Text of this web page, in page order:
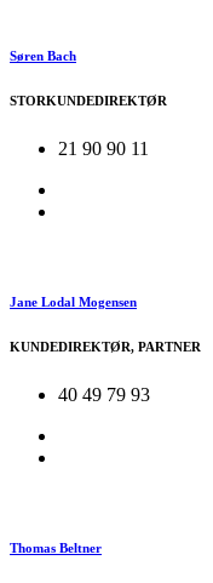
Søren Bach
STORKUNDEDIREKTØR
21 90 90 11
Jane Lodal Mogensen
KUNDEDIREKTØR, PARTNER
40 49 79 93
Thomas Beltner